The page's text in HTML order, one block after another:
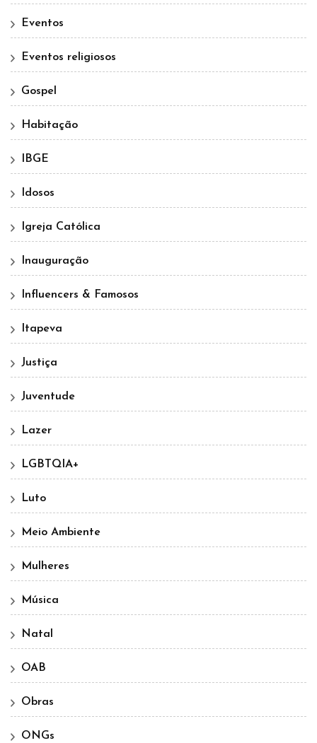
Eventos
Eventos religiosos
Gospel
Habitação
IBGE
Idosos
Igreja Católica
Inauguração
Influencers & Famosos
Itapeva
Justiça
Juventude
Lazer
LGBTQIA+
Luto
Meio Ambiente
Mulheres
Música
Natal
OAB
Obras
ONGs